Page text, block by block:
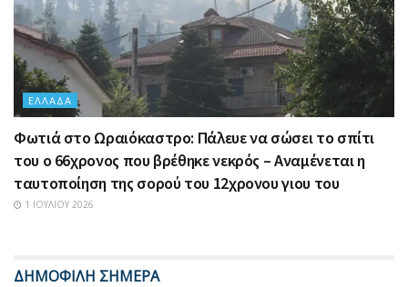
ΕΛΛΆΔΑ
Φωτιά στο Ωραιόκαστρο: Πάλευε να σώσει το σπίτι
του ο 66χρονος που βρέθηκε νεκρός – Αναμένεται η
ταυτοποίηση της σορού του 12χρονου γιου του
1 ΙΟΥΛΊΟΥ 2026
ΔΗΜΟΦΙΛΗ ΣΗΜΕΡΑ